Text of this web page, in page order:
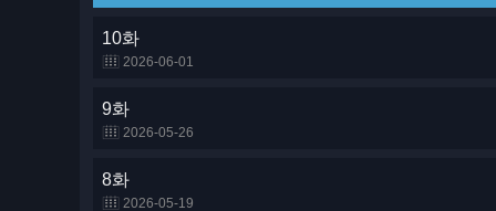
10화
2026-06-01
9화
2026-05-26
8화
2026-05-19